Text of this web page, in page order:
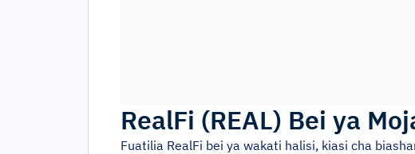
RealFi (REAL) Bei ya
Fuatilia RealFi bei ya wakati halisi, kiasi cha